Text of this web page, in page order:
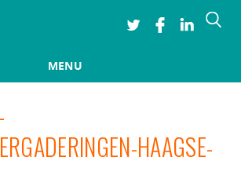
Search
MENU
HAAGSE-